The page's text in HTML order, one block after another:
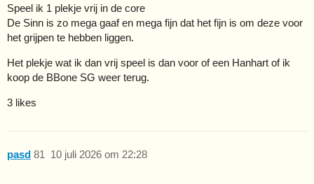
Speel ik 1 plekje vrij in de core
De Sinn is zo mega gaaf en mega fijn dat het fijn is om deze voor
het grijpen te hebben liggen.
Het plekje wat ik dan vrij speel is dan voor of een Hanhart of ik
koop de BBone SG weer terug.
3 likes
pasd 10 juli 2026 om 22:28
81